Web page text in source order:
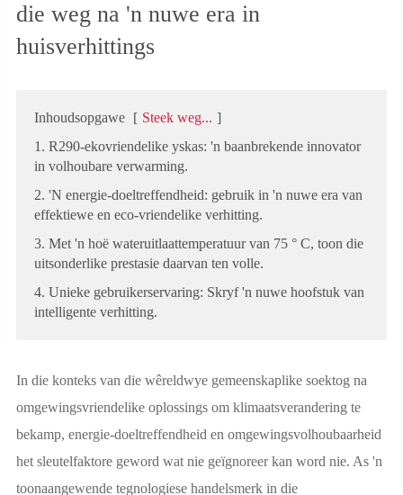
die weg na 'n nuwe era in
huisverhittings
Inhoudsopgawe [ Steek weg... ]
1. R290-ekovriendelike yskas: 'n baanbrekende innovator
in volhoubare verwarming.
2. 'N energie-doeltreffendheid: gebruik in 'n nuwe era van
effektiewe en eco-vriendelike verhitting.
3. Met 'n hoë wateruitlaattemperatuur van 75 ° C, toon die
uitsonderlike prestasie daarvan ten volle.
4. Unieke gebruikerservaring: Skryf 'n nuwe hoofstuk van
intelligente verhitting.
In die konteks van die wêreldwye gemeenskaplike soektog na
omgewingsvriendelike oplossings om klimaatsverandering te
bekamp, energie-doeltreffendheid en omgewingsvolhoubaarheid
het sleutelfaktore geword wat nie geïgnoreer kan word nie. As 'n
toonaangewende tegnologiese handelsmerk in die